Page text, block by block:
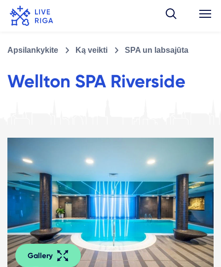
Apsilankykite Ką veikti SPA un labsajūta
Wellton SPA Riverside
Gallery